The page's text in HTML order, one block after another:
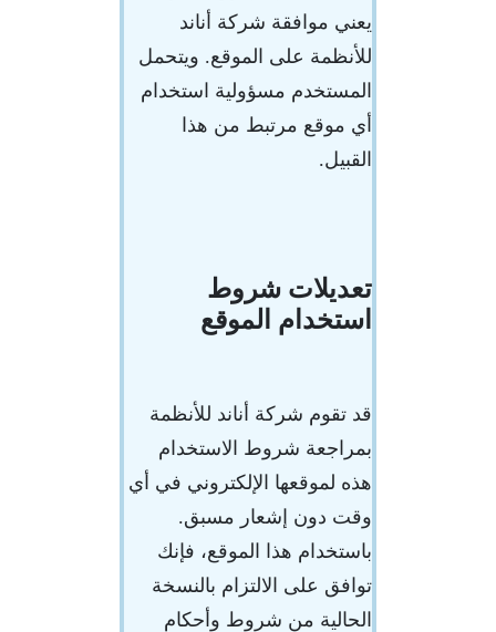
يعني موافقة شركة أناند
للأنظمة على الموقع. ويتحمل
المستخدم مسؤولية استخدام
أي موقع مرتبط من هذا
القبيل.
تعديلات شروط
استخدام الموقع
قد تقوم شركة أناند للأنظمة
بمراجعة شروط الاستخدام
هذه لموقعها الإلكتروني في أي
وقت دون إشعار مسبق.
باستخدام هذا الموقع، فإنك
توافق على الالتزام بالنسخة
الحالية من شروط وأحكام